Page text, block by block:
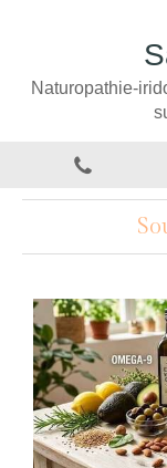
Naturopathie-